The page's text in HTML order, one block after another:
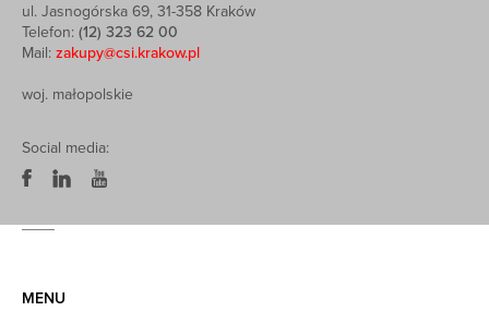
ul. Jasnogórska 69, 31-358 Kraków
Telefon: (12) 323 62 00
Mail: zakupy@csi.krakow.pl
woj. małopolskie
Social media:
MENU